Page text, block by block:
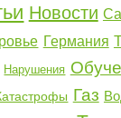
Новости
Германия
Нарушения
Газ